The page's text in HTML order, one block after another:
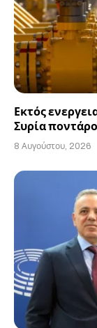
Εκτός
Συρία
8 Αυγούστου, 2026